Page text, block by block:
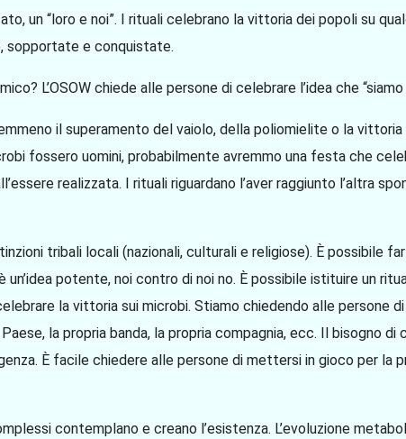
un “loro e noi”. I rituali celebrano la vittoria dei popoli su
sopportate e conquistate.
L’OSOW chiede alle persone di celebrare l’idea che
il superamento del vaiolo, della poliomielite o la vittoria
fossero uomini, probabilmente avremmo una festa che
realizzata. I rituali riguardano l’aver raggiunto l’altra
tribali locali (nazionali, culturali e religiose). È possibile
potente, noi contro di noi no. È possibile istituire un
la vittoria sui microbi. Stiamo chiedendo alle persone di
la propria banda, la propria compagnia, ecc. Il bisogno di
È facile chiedere alle persone di mettersi in gioco per la
contemplano e creano l’esistenza. L’evoluzione